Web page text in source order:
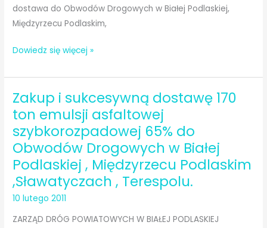
dostawa do Obwodów Drogowych w Białej Podlaskiej,
Międzyrzecu Podlaskim,
Zakup
dostawa
do
Obwodów
Drogowych
w
Białej
Podlaskiej,
Międzyrzecu
Podlaskim,
Terespolu
Dowiedz się więcej »
Zakup i sukcesywną dostawę 170
ton emulsji asfaltowej
szybkorozpadowej 65% do
Obwodów Drogowych w Białej
Podlaskiej , Międzyrzecu Podlaskim
,Sławatyczach , Terespolu.
10 lutego 2011
ZARZĄD DRÓG POWIATOWYCH W BIAŁEJ PODLASKIEJ